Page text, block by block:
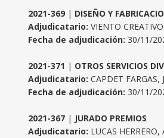
2021-369 | DISEÑO Y
Adjudicatario: VIENTO
Fecha de adjudicación: 30/11/
2021-371 | OTROS SERVICIOS
Adjudicatario: CAPDET FARGAS,
Fecha de adjudicación: 30/11/
2021-367 | JURADO PREMIOS
Adjudicatario: LUCAS